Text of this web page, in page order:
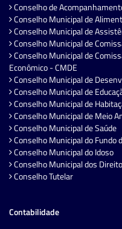
Conselho de
Conselho Municipal de
Conselho Municipal de
Conselho Municipal de
Conselho Municipal de
Econômico - CMDE
Conselho Municipal de
Conselho Municipal de
Conselho Municipal de
Conselho Municipal de Meio
Conselho Municipal de Saúde
Conselho Municipal do Fundo
Conselho Municipal do Idoso
Conselho Municipal dos
Conselho Tutelar
Contabilidade